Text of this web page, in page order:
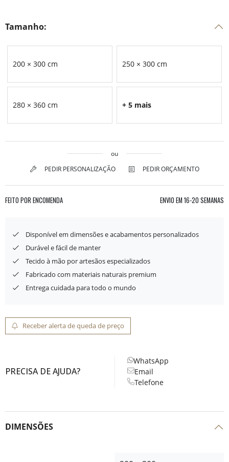
Tamanho:
200 × 300 cm 250 × 300 cm
280 × 360 cm + 5 mais
ou
PEDIR PERSONALIZAÇÃO
PEDIR ORÇAMENTO
FEITO POR ENCOMENDA ENVIO EM 16-20 SEMANAS
Disponível em dimensões e acabamentos personalizados
Durável e fácil de manter
Tecido à mão por artesãos especializados
Fabricado com materiais naturais premium
Entrega cuidada para todo o mundo
Receber alerta de queda de preço
PRECISA DE AJUDA?
WhatsApp
Email
Telefone
DIMENSÕES